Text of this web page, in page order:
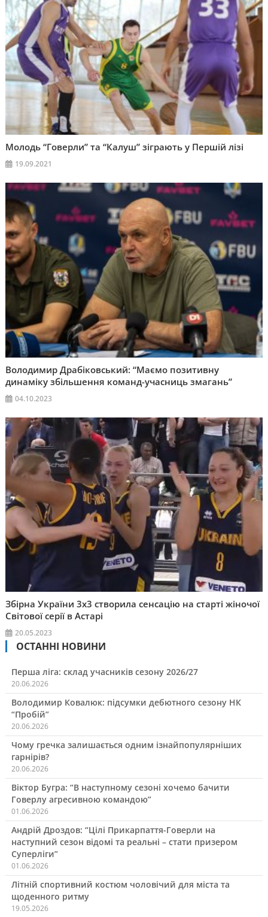
Молодь “Говерли” та “Калуш” зіграють у Першій лізі
19.09.2021
Володимир Драбіковський: “Маємо позитивну
динаміку збільшення команд-учасниць змагань”
04.10.2023
Збірна України 3х3 створила сенсацію на старті жіночої
Світової серії в Астарі
20.05.2023
ОСТАННІ НОВИНИ
Перша ліга: склад учасників сезону 2026/27
20.06.2026
Володимир Ковалюк: підсумки дебютного сезону НК
“Пробій”
20.06.2026
Чому гречка залишається одним ізнайпопулярніших
гарнірів?
20.06.2026
Віктор Бугра: “В наступному сезоні хочемо бачити
Говерлу агресивною командою”
01.06.2026
Андрій Дроздов: “Цілі Прикарпаття-Говерли на
наступний сезон відомі та реальні – стати призером
Суперліги”
01.06.2026
Літній спортивний костюм чоловічий для міста та
щоденного ритму
19.05.2026